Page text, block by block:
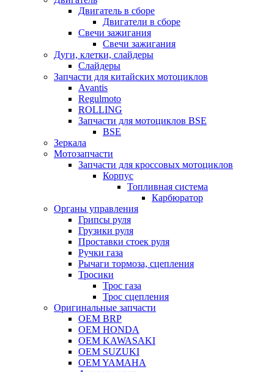
Двигатель в сборе
Двигатели в сборе
Свечи зажигания
Свечи зажигания
Дуги, клетки, слайдеры
Слайдеры
Запчасти для китайских мотоциклов
Avantis
Regulmoto
ROLLING
Запчасти для мотоциклов BSE
BSE
Зеркала
Мотозапчасти
Запчасти для кроссовых мотоциклов
Корпус
Топливная система
Карбюратор
Органы управления
Грипсы руля
Грузики руля
Проставки стоек руля
Ручки газа
Рычаги тормоза, сцепления
Тросики
Трос газа
Трос сцепления
Оригинальные запчасти
OEM BRP
OEM HONDA
OEM KAWASAKI
OEM SUZUKI
OEM YAMAHA